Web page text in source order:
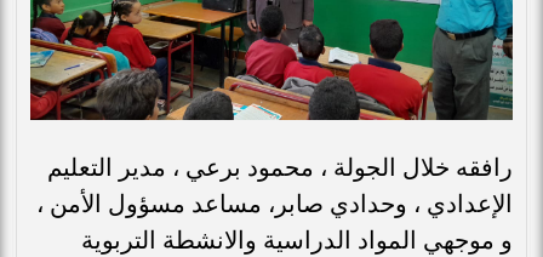
رافقه خلال الجولة ، محمود برعي ، مدير التعليم
الإعدادي ، وحدادي صابر، مساعد مسؤول الأمن ،
و موجهي المواد الدراسية والانشطة التربوية